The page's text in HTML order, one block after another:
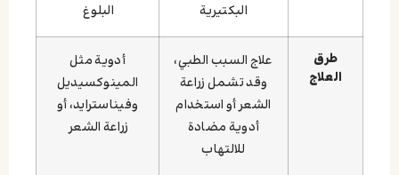
البكتيرية
البلوغ
طرق
العلاج
علاج السبب الطبي،
وقد تشمل زراعة
الشعر أو استخدام
أدوية مضادة
للالتهاب
أدوية مثل
المينوكسيديل
وفيناسترايد، أو
زراعة الشعر